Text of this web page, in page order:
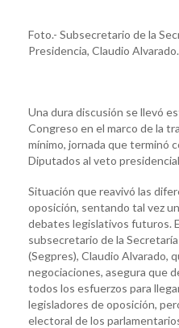
Foto.- Subsecretario de la
Presidencia, Claudio Alvarado.
Una dura discusión se llevó
Congreso en el marco de la
mínimo, jornada que terminó
Diputados al veto
Situación que reavivó las
oposición, sentando tal vez
debates legislativos futuros.
subsecretario de la
(Segpres), Claudio Alvarado,
negociaciones, asegura que
todos los esfuerzos para
legisladores de oposición,
electoral de los